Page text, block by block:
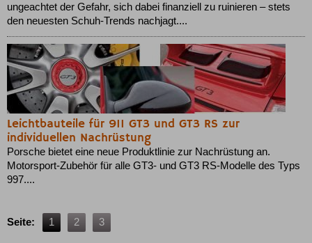
ungeachtet der Gefahr, sich dabei finanziell zu ruinieren – stets
den neuesten Schuh-Trends nachjagt....
Leichtbauteile für 911 GT3 und GT3 RS zur
individuellen Nachrüstung
Porsche bietet eine neue Produktlinie zur Nachrüstung an.
Motorsport-Zubehör für alle GT3- und GT3 RS-Modelle des Typs
997....
Seite: 1 2 3